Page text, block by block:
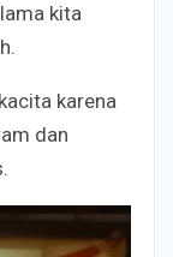
kita
karena
dan